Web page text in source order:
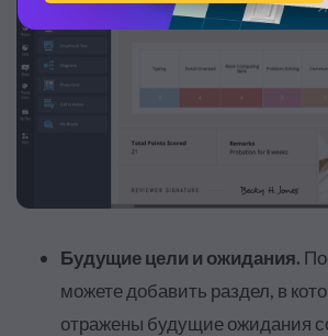
Будущие цели и ожидания.
можете добавить раздел, в
отражены будущие ожидания